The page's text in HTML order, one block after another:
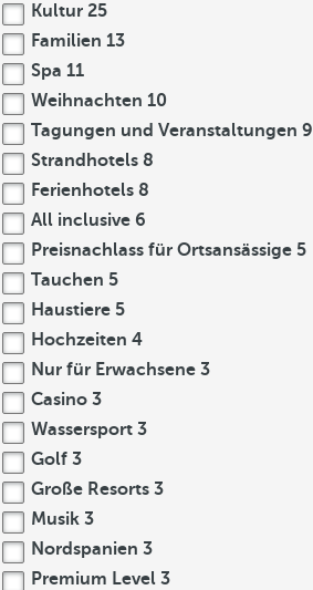
Kultur 25
Familien 13
Spa 11
Weihnachten 10
Tagungen und Veranstaltungen 9
Strandhotels 8
Ferienhotels 8
All inclusive 6
Preisnachlass für Ortsansässige 5
Tauchen 5
Haustiere 5
Hochzeiten 4
Nur für Erwachsene 3
Casino 3
Wassersport 3
Golf 3
Große Resorts 3
Musik 3
Nordspanien 3
Premium Level 3